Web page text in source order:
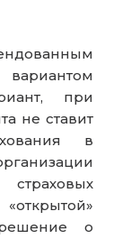
при
не ставит
в
о